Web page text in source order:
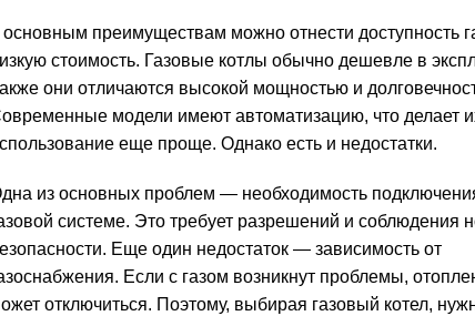
основным преимуществам можно отнести доступность
стоимость. Газовые котлы обычно дешевле в
они отличаются высокой мощностью и
модели имеют автоматизацию, что делает
еще проще. Однако есть и недостатки.
из основных проблем — необходимость
системе. Это требует разрешений и соблюдения
Еще один недостаток — зависимость от
Если с газом возникнут проблемы,
отключиться. Поэтому, выбирая газовый котел,